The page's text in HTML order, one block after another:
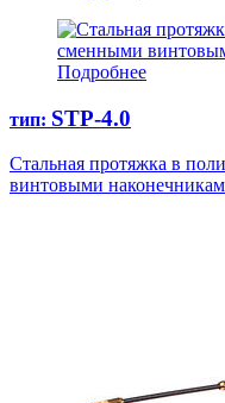
Подробнее
тип: STP-4.0
Стальная протяжка в
винтовыми